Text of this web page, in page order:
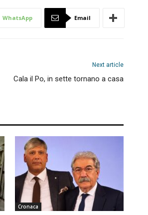
WhatsApp Email
Next article
Cala il Po, in sette tornano a casa
Cronaca